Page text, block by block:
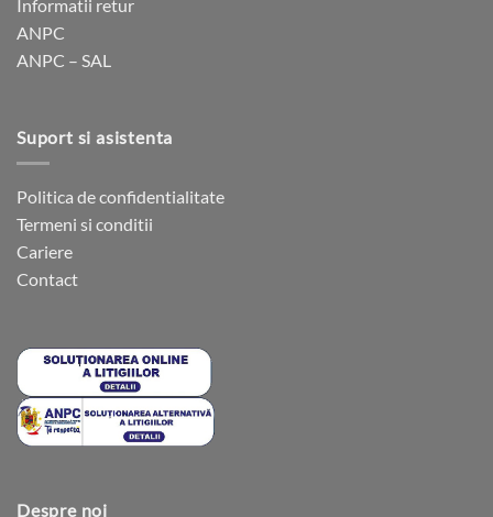
în
Informatii retur
ANPC
ANPC – SAL
Suport si asistenta
Politica de confidentialitate
Termeni si conditii
Cariere
Contact
Despre noi